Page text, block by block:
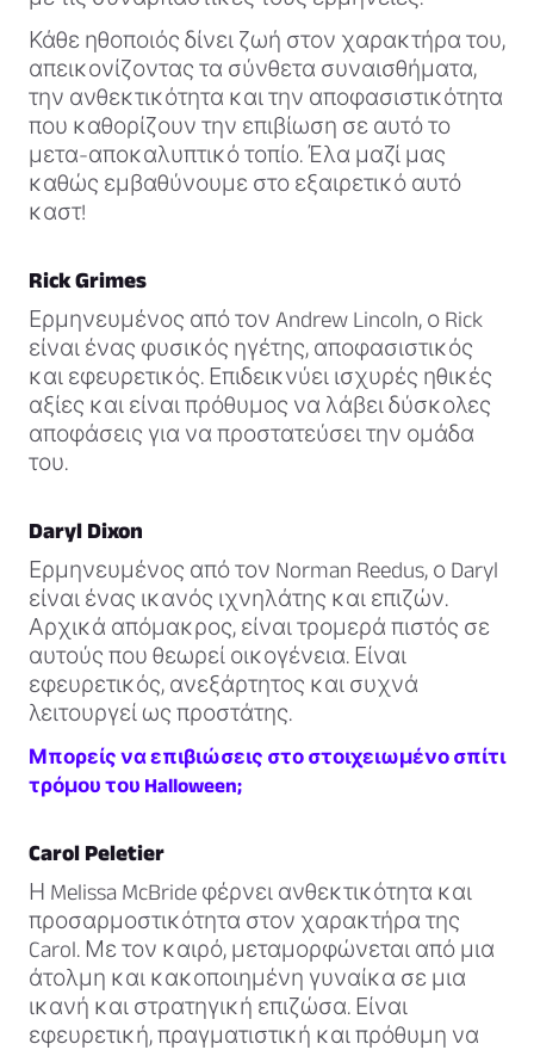
Κάθε ηθοποιός δίνει ζωή στον χαρακτήρα του,
απεικονίζοντας τα σύνθετα συναισθήματα,
την ανθεκτικότητα και την αποφασιστικότητα
που καθορίζουν την επιβίωση σε αυτό το
μετα-αποκαλυπτικό τοπίο. Έλα μαζί μας
καθώς εμβαθύνουμε στο εξαιρετικό αυτό
καστ!
Rick Grimes
Ερμηνευμένος από τον Andrew Lincoln, ο Rick
είναι ένας φυσικός ηγέτης, αποφασιστικός
και εφευρετικός. Επιδεικνύει ισχυρές ηθικές
αξίες και είναι πρόθυμος να λάβει δύσκολες
αποφάσεις για να προστατεύσει την ομάδα
του.
Daryl Dixon
Ερμηνευμένος από τον Norman Reedus, ο Daryl
είναι ένας ικανός ιχνηλάτης και επιζών.
Αρχικά απόμακρος, είναι τρομερά πιστός σε
αυτούς που θεωρεί οικογένεια. Είναι
εφευρετικός, ανεξάρτητος και συχνά
λειτουργεί ως προστάτης.
Μπορείς να επιβιώσεις στο στοιχειωμένο σπίτι
τρόμου του Halloween;
Carol Peletier
Η Melissa McBride φέρνει ανθεκτικότητα και
προσαρμοστικότητα στον χαρακτήρα της
Carol. Με τον καιρό, μεταμορφώνεται από μια
άτολμη και κακοποιημένη γυναίκα σε μια
ικανή και στρατηγική επιζώσα. Είναι
εφευρετική, πραγματιστική και πρόθυμη να